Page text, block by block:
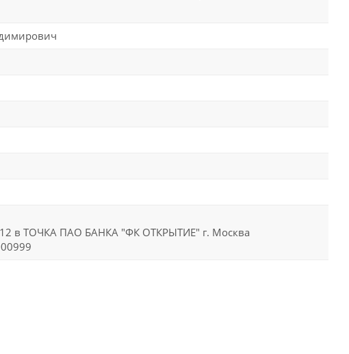
в ТОЧКА ПАО БАНКА "ФК ОТКРЫТИЕ" г. Москва